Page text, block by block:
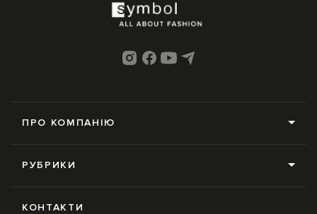
ПРО КОМПАНІЮ
Контакти
РУБРИКИ
КОНТАКТИ